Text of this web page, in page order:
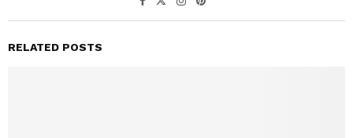
RELATED POSTS